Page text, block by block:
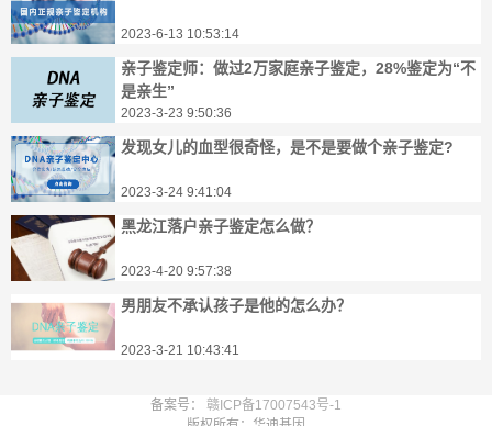
2023-6-13 10:53:14
亲子鉴定师：做过2万家庭亲子鉴定，28%鉴定为“不
是亲生”
2023-3-23 9:50:36
发现女儿的血型很奇怪，是不是要做个亲子鉴定?
2023-3-24 9:41:04
黑龙江落户亲子鉴定怎么做？
2023-4-20 9:57:38
男朋友不承认孩子是他的怎么办？
2023-3-21 10:43:41
备案号：
赣ICP备17007543号-1